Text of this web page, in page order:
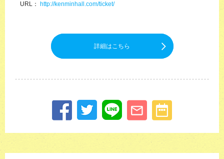
URL： http://kenminhall.com/ticket/
詳細はこちら